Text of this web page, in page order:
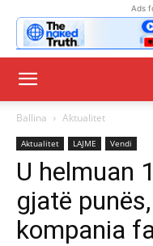
Ads
Ballina Aktualitet
Aktualitet LAJME Vendi
U helmuan
gjatë
kompania